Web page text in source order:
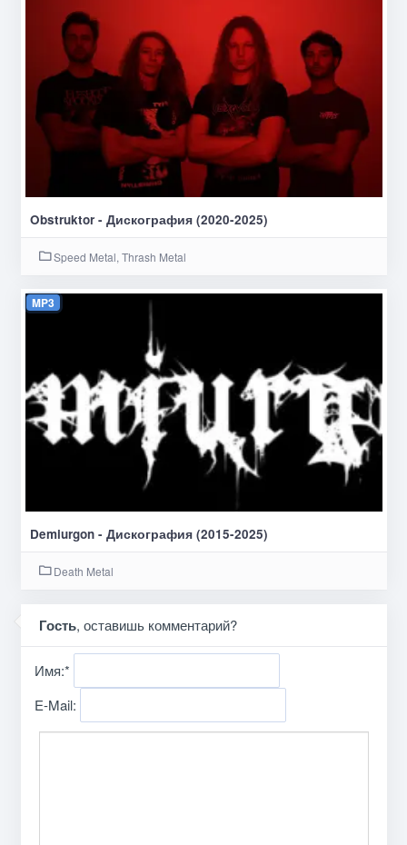
Obstruktor - Дискография (2020-2025)
Speed Metal, Thrash Metal
MP3
Demiurgon - Дискография (2015-2025)
Death Metal
Гость, оставишь комментарий?
Имя:*
E-Mail: